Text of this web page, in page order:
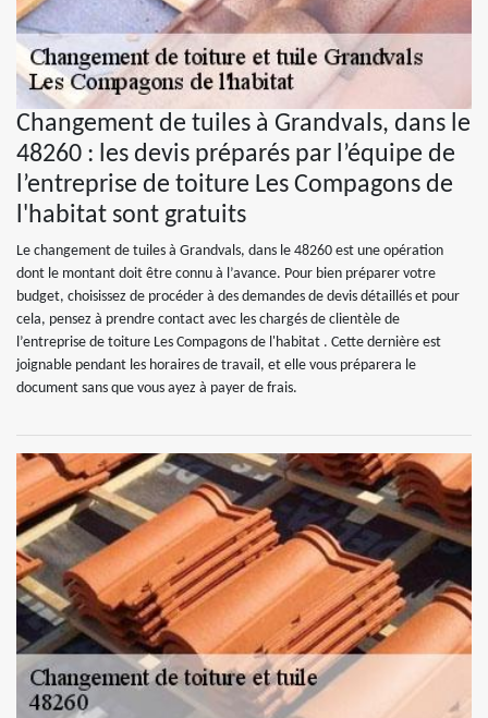
Changement de tuiles à Grandvals, dans le
48260 : les devis préparés par l’équipe de
l’entreprise de toiture Les Compagons de
l'habitat sont gratuits
Le changement de tuiles à Grandvals, dans le 48260 est une opération
dont le montant doit être connu à l’avance. Pour bien préparer votre
budget, choisissez de procéder à des demandes de devis détaillés et pour
cela, pensez à prendre contact avec les chargés de clientèle de
l’entreprise de toiture Les Compagons de l'habitat . Cette dernière est
joignable pendant les horaires de travail, et elle vous préparera le
document sans que vous ayez à payer de frais.